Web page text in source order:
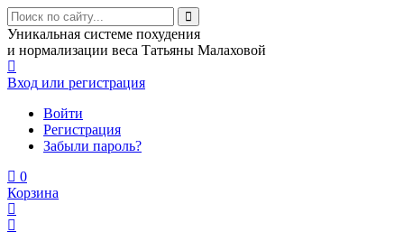
Уникальная системе похудения
и нормализации веса Татьяны Малаховой
Вход или регистрация
Войти
Регистрация
Забыли пароль?
0
Корзина